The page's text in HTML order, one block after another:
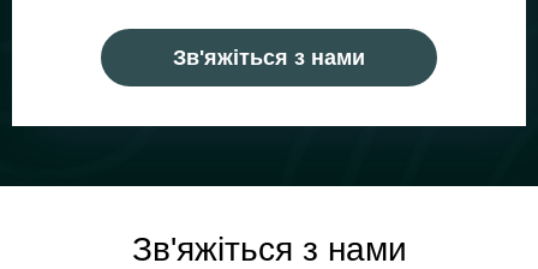
Зв'яжіться з нами
Зв'яжіться з нами